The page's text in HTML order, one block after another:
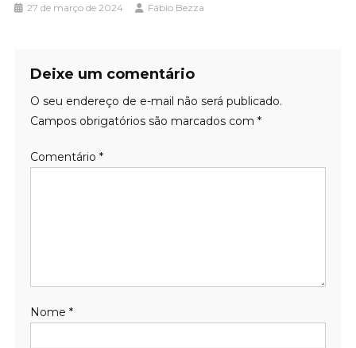
27 de março de 2024 Fábio Bezza
Deixe um comentário
O seu endereço de e-mail não será publicado.
Campos obrigatórios são marcados com *
Comentário *
Nome *